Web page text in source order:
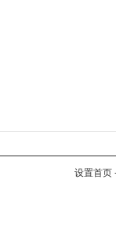
设置首页